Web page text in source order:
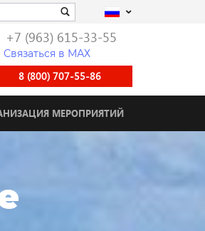
+7 (963) 615-33-55
Связаться в МАХ
8 (800) 707-55-86
МЕРОПРИЯТИЙ